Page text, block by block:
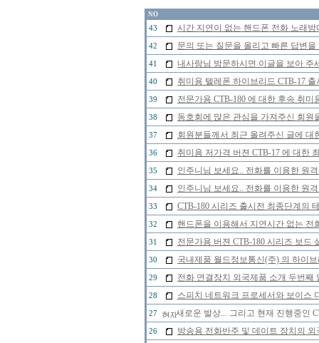
NO
43 시간 지연이 없는 핸드폰 전화 노래
42 문의 또는 질문을 올리고 빠른 답변
41 내사랑님 방문하시면 이글을 보아 주
40 취미용 텔레폰 하이브리드 CTB-17
39 전문가용 CTB-180 에 대한 후속 취
38 동호회에 많은 관심을 가져주신 회
37 회원분들께서 최근 올려주신 글에
36 취미용 저가격 버젼 CTB-17 에 대한
35 인주니님 보세요.. 전화를 이용한 원
34 인주니님 보세요.. 전화를 이용한 원
33 CTB-180 시리즈 출시전 최종단계의
32 핸드폰을 이용해서 지연시간 없는
31 전문가용 버젼 CTB-180 시리즈 보드
30 국내제품 월드정보통신(주) 의 하이
29 전화 연결장치 외국제품 소개 두번째
28 스피치 네트워크 프로세서와 보이스
27 새로운 발상... 그리고 현재 진행중인
26 방송용 전화반주 및 데이트 장치의